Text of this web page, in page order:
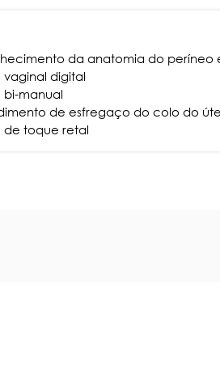
da anatomia do períneo
vaginal digital
bi-manual
de esfregaço do colo do
de toque retal